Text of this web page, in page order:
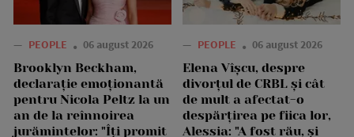
— PEOPLE 06 august 2026
Brooklyn Beckham,
declarație emoționantă
pentru Nicola Peltz la un
an de la reînnoirea
jurămintelor: "Îți promit
— PEOPLE 06 august 2026
Elena Vîșcu, despre
divorțul de CRBL și cât
de mult a afectat-o
despărțirea pe fiica lor,
Alessia: "A fost rău, și